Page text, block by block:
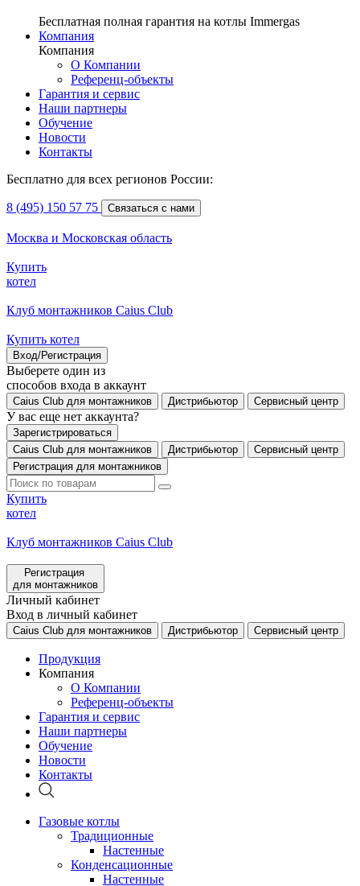
Бесплатная полная гарантия на котлы Immergas
Компания
Компания
О Компании
Референц-объекты
Гарантия и сервис
Наши партнеры
Обучение
Новости
Контакты
Бесплатно для всех регионов России:
8 (495) 150 57 75 Связаться с нами
Москва и Московская область
Купить
котел
Клуб монтажников Caius Club
Купить котел
Вход/Регистрация
Выберете один из
способов входа в аккаунт
Caius Club для монтажников Дистрибьютор Сервисный центр
У вас еще нет аккаунта?
Зарегистрироваться
Caius Club для монтажников
Дистрибьютор
Сервисный центр
Регистрация для монтажников
Купить
котел
Клуб монтажников Caius Club
Регистрация
для монтажников
Личный кабинет
Вход в личный кабинет
Caius Club для монтажников Дистрибьютор Сервисный центр
Продукция
Компания
О Компании
Референц-объекты
Гарантия и сервис
Наши партнеры
Обучение
Новости
Контакты
Газовые котлы
Традиционные
Настенные
Конденсационные
Настенные